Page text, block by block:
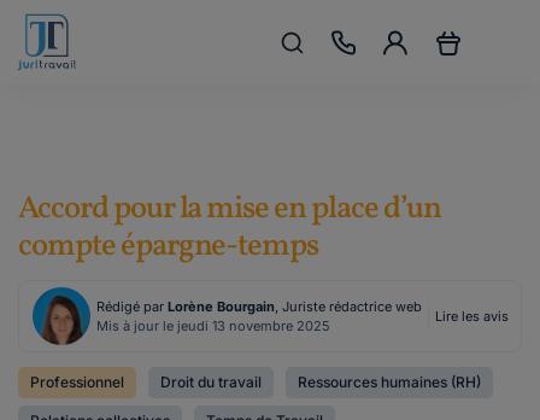
Accord pour la mise en place d’un
compte épargne-temps
Rédigé par Lorène Bourgain, Juriste rédactrice web
Mis à jour le jeudi 13 novembre 2025
Lire les avis
Professionnel Droit du travail Ressources humaines (RH)